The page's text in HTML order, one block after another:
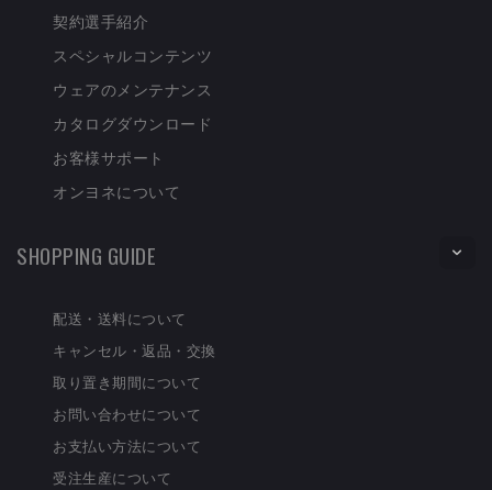
契約選手紹介
スペシャルコンテンツ
ウェアのメンテナンス
カタログダウンロード
お客様サポート
オンヨネについて
SHOPPING GUIDE
配送・送料について
キャンセル・返品・交換
取り置き期間について
お問い合わせについて
お支払い方法について
受注生産について